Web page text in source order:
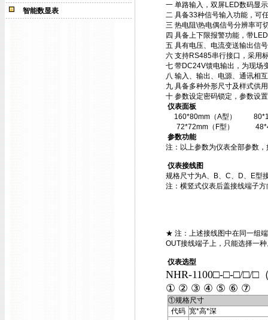
智能数显表
一 单路输入，双屏LED数码显
二 具备33种信号输入功能，可
三 热电阻\热电偶信号分辨率
四 具备上下限报警功能，带
五 具有电压、电流变送输出信
六 支持RS485串行接口，采用
七 带DC24V馈电输出，为现场
八 输入、输出、电源、通讯相
九 具备多种外形尺寸及样式供
十 参数设定密码锁定，参数设
仪表面板
160*80mm（A型）
72*72mm（F型）
参数功能
注：以上参数为仪表全部参数
仪表接线图
规格尺寸为A、B、C、D、E型
注：横竖式仪表后盖接线端子
★ 注：上述接线图中在同一组
OUT接线端子上，只能选择一种
仪表选型
NHR-1100□-□-□/□/□
① ② ③ ④ ⑤ ⑥ ⑦
①规格尺寸
代码 宽*高*深